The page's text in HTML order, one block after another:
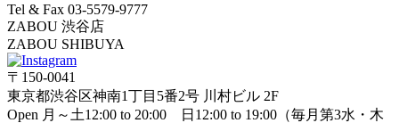
Tel & Fax 03-5579-9777
ZABOU 渋谷店
ZABOU SHIBUYA
〒150-0041
東京都渋谷区神南1丁目5番2号 川村ビル 2F
Open 月～土12:00 to 20:00 日12:00 to 19:00（毎月第3水・木